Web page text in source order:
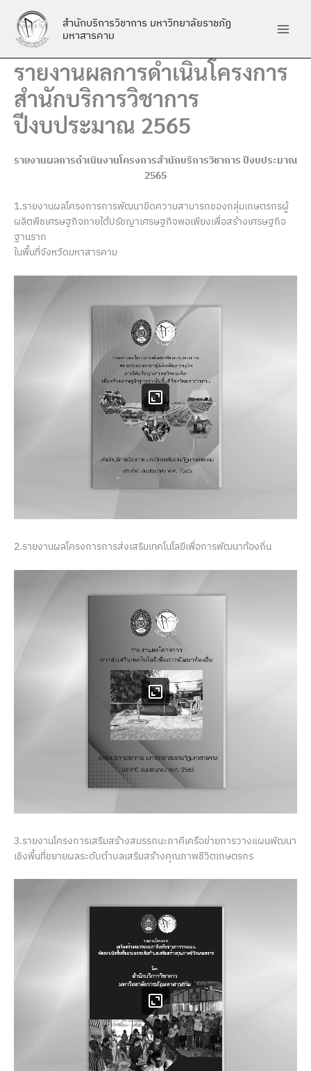
content
สำนักบริการวิชาการ มหาวิทยาลัยราชภัฏ
มหาสารคาม
รายงานผลการดำเนินโครงการ
สำนักบริการวิชาการ
ปีงบประมาณ 2565
รายงานผลการดำเนินงานโครงการสำนักบริการวิชาการ ปีงบประมาณ
2565
1.รายงานผลโครงการการพัฒนาขีดความสามารถของกลุ่มเกษตรกรผู้
ผลิตพืชเศรษฐกิจภายใต้ปรัชญาเศรษฐกิจพอเพียงเพื่อสร้างเศรษฐกิจ
ฐานราก
ในพื้นที่จังหวัดมหาสารคาม
2.รายงานผลโครงการการส่งเสริมเทคโนโลยีเพื่อการพัฒนาท้องถิ่น
3.รายงานโครงการเสริมสร้างสมรรถนะภาคีเครือข่ายการวางแผนพัฒนา
เชิงพื้นที่ขยายผลระดับตำบลเสริมสร้างคุณภาพชีวิตเกษตรกร